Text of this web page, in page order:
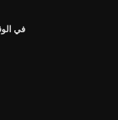
في